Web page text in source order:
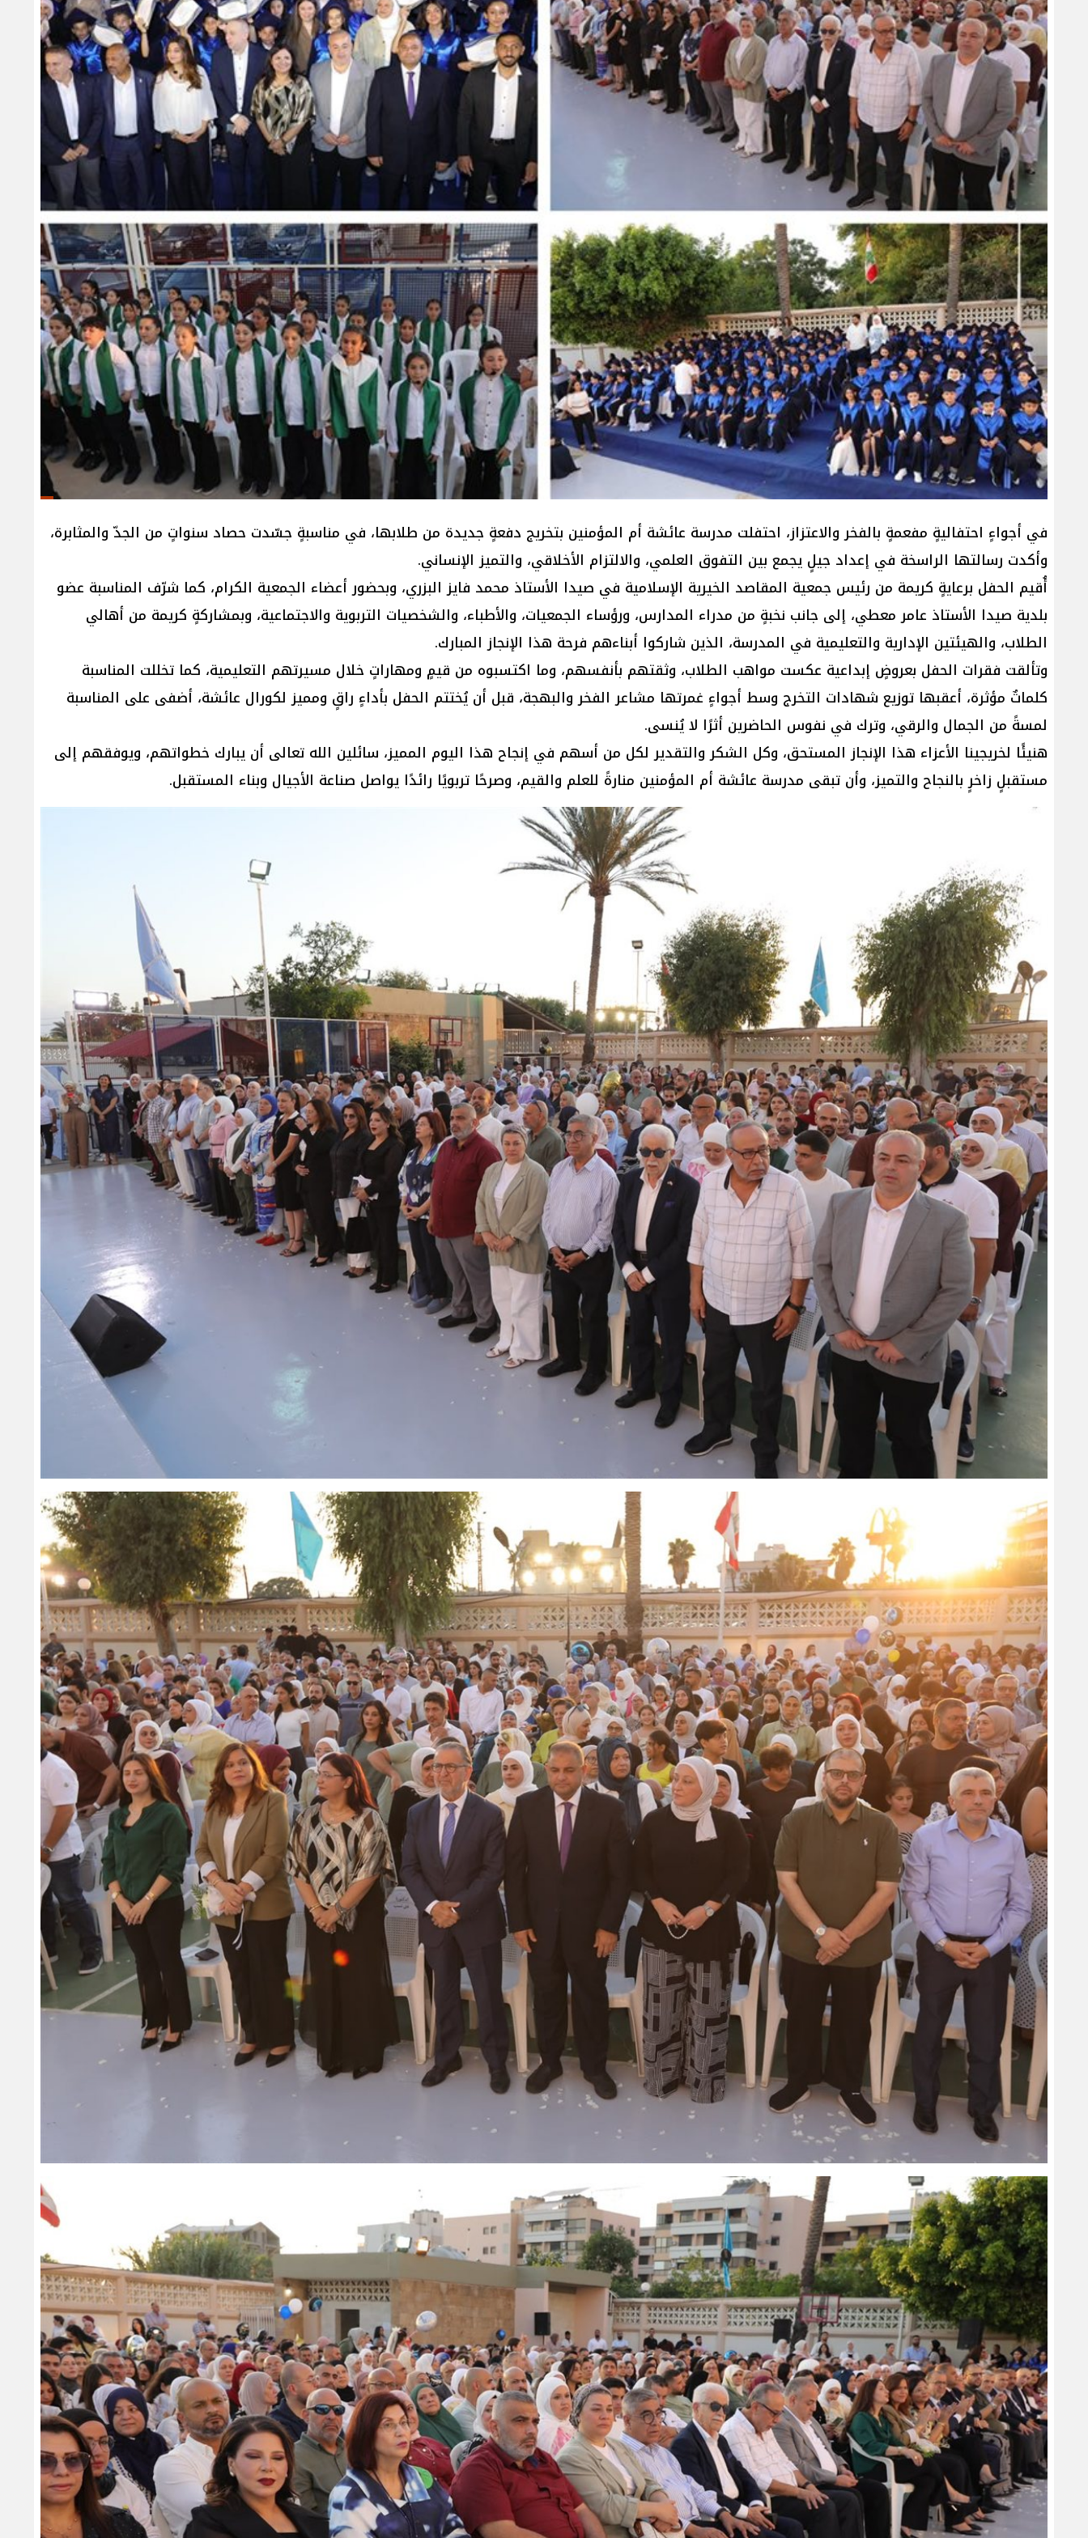
في أجواءٍ احتفاليةٍ مفعمةٍ بالفخر والاعتزاز، احتفلت مدرسة عائشة أم المؤمنين بتخريج دفعةٍ جديدة من طلابها، في مناسبةٍ جسّدت حصاد سنواتٍ من الجدّ والمثابرة،
وأكدت رسالتها الراسخة في إعداد جيلٍ يجمع بين التفوق العلمي، والالتزام الأخلاقي، والتميز الإنساني.
أُقيم الحفل برعايةٍ كريمة من رئيس جمعية المقاصد الخيرية الإسلامية في صيدا الأستاذ محمد فايز البزري، وبحضور أعضاء الجمعية الكرام، كما شرّف المناسبة عضو
بلدية صيدا الأستاذ عامر معطي، إلى جانب نخبةٍ من مدراء المدارس، ورؤساء الجمعيات، والأطباء، والشخصيات التربوية والاجتماعية، وبمشاركةٍ كريمة من أهالي
الطلاب، والهيئتين الإدارية والتعليمية في المدرسة، الذين شاركوا أبناءهم فرحة هذا الإنجاز المبارك.
وتألقت فقرات الحفل بعروضٍ إبداعية عكست مواهب الطلاب، وثقتهم بأنفسهم، وما اكتسبوه من قيمٍ ومهاراتٍ خلال مسيرتهم التعليمية، كما تخللت المناسبة
كلماتٌ مؤثرة، أعقبها توزيع شهادات التخرج وسط أجواءٍ غمرتها مشاعر الفخر والبهجة، قبل أن يُختتم الحفل بأداءٍ راقٍ ومميز لكورال عائشة، أضفى على المناسبة
لمسةً من الجمال والرقي، وترك في نفوس الحاضرين أثرًا لا يُنسى.
هنيئًا لخريجينا الأعزاء هذا الإنجاز المستحق، وكل الشكر والتقدير لكل من أسهم في إنجاح هذا اليوم المميز، سائلين الله تعالى أن يبارك خطواتهم، ويوفقهم إلى
مستقبلٍ زاخرٍ بالنجاح والتميز، وأن تبقى مدرسة عائشة أم المؤمنين منارةً للعلم والقيم، وصرحًا تربويًا رائدًا يواصل صناعة الأجيال وبناء المستقبل.